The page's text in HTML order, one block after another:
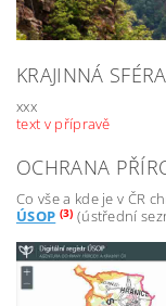
KRAJINNÁ SFÉRA
xxx
text v přípravě
OCHRANA
Co vše a kde je v ČR
ÚSOP (3) (ústřední